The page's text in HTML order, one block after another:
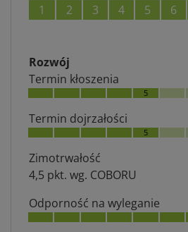
1
2 3 4 5 6
Rozwój
Termin kłoszenia
5
Termin dojrzałości
5
Zimotrwałość
4,5 pkt. wg. COBORU
Odporność na wyleganie